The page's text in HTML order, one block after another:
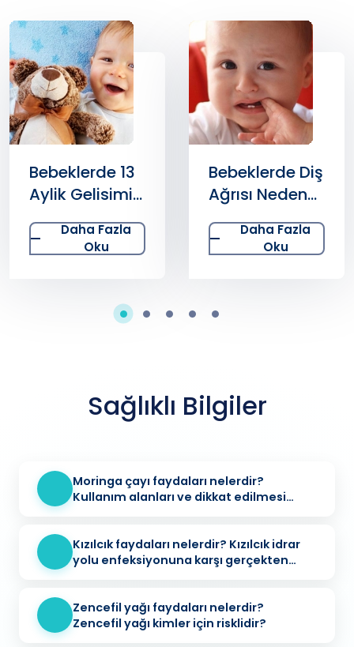
Bebeklerde Diş
Ağrısı Neden
Olur?
Daha Fazla
Oku
Bebeklerde Diş
Çıkarma
Daha Fazla
Oku
Sağlıklı Bilgiler
Moringa çayı faydaları nelerdir?
Kullanım alanları ve dikkat edilmesi
Kızılcık faydaları nelerdir? Kızılcık idrar
yolu enfeksiyonuna karşı gerçekten
Zencefil yağı faydaları nelerdir?
Zencefil yağı kimler için risklidir?